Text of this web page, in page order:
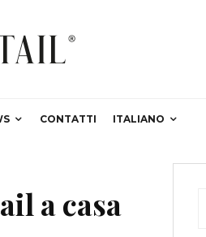
CONTATTI ITALIANO
a casa